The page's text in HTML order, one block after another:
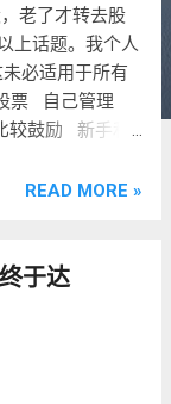
老了才转去股
上话题。我个人
必适用于所有
票 自己管理
鼓励 新手和
READ MORE »
于达